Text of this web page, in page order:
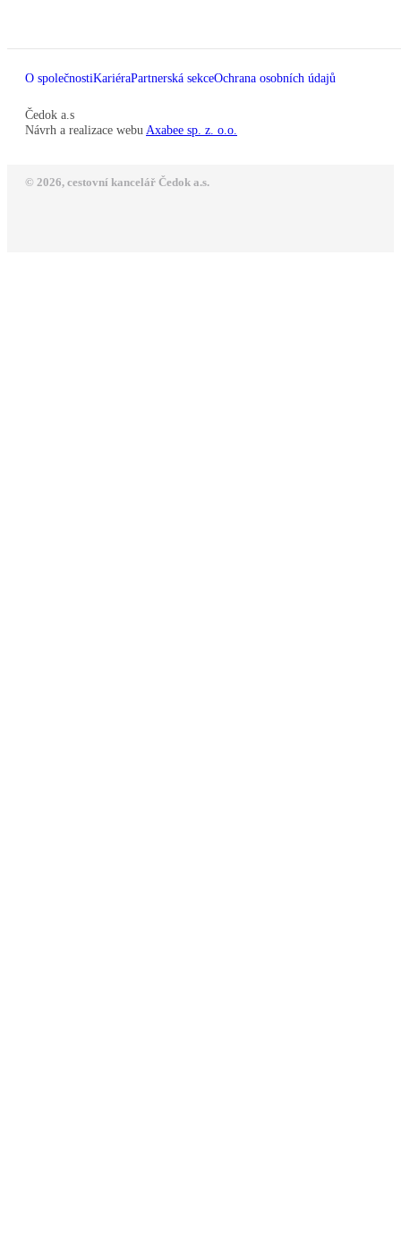
O společnostiKariéraPartnerská sekceOchrana osobních údajů
Čedok a.s
Návrh a realizace webu Axabee sp. z. o.o.
© 2026, cestovní kancelář Čedok a.s.